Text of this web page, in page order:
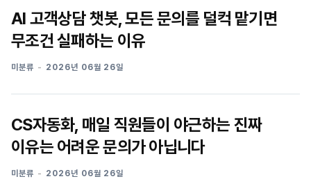
AI 고객상담 챗봇, 모든 문의를 덜컥 맡기면
무조건 실패하는 이유
미분류 2026년 06월 26일
CS자동화, 매일 직원들이 야근하는 진짜
이유는 어려운 문의가 아닙니다
미분류 2026년 06월 26일